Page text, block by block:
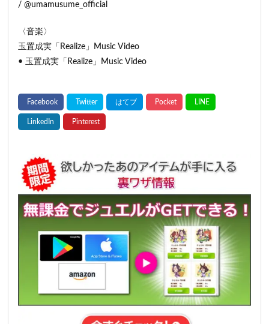
/ @umamusume_official
〈音楽〉
玉置成実「Realize」Music Video
• 玉置成実「Realize」Music Video